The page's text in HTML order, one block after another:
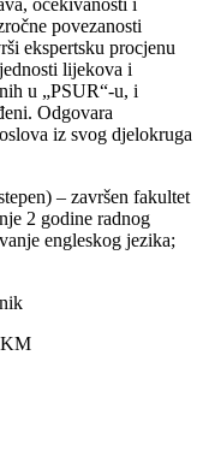
očekivanosti i
povezanosti
ekspertsku procjenu
lijekova i
u „PSUR“-u, i
Odgovara
iz svog djelokruga
– završen fakultet
2 godine radnog
engleskog jezika;
KM